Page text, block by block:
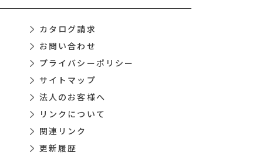
カタログ請求
お問い合わせ
プライバシーポリシー
サイトマップ
法人のお客様へ
リンクについて
関連リンク
更新履歴